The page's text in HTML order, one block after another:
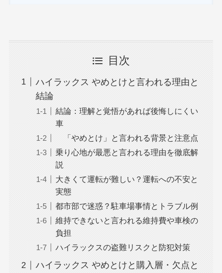
目次
ハイラックス やめとけと言われる理由と
結論
結論：理解と覚悟があれば後悔しにくい
車
「やめとけ」と言われる背景と注意点
乗り心地が最悪と言われる理由を徹底解
説
大きくて運転が難しい？運転への不安と
実態
都市部で迷惑？駐車場事情とトラブル例
維持できないと言われる維持費や車検の
負担
ハイラックスの盗難リスクと防犯対策
ハイラックス やめとけと購入層・欠点と